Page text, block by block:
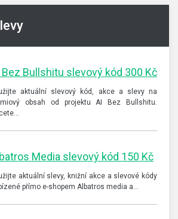
Bez Bullshitu slevový kód 300 Kč
aktuální slevový kód, akce a slevy na
obsah od projektu AI Bez Bullshitu.
Media slevový kód 150 Kč
aktuální slevy, knižní akce a slevové kódy
přímo e-shopem Albatros media a…